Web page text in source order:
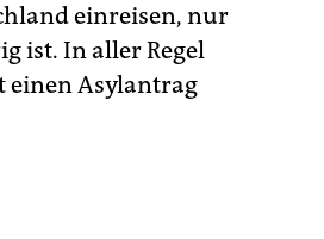
einreisen, nur
ist. In aller Regel
einen Asylantrag